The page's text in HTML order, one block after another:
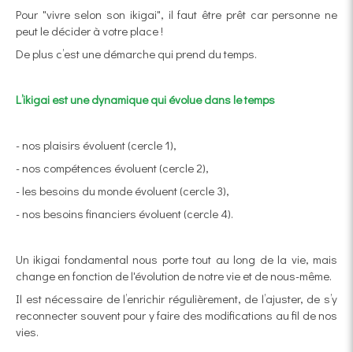
Pour "vivre selon son ikigai", il faut être prêt car personne ne
peut le décider à votre place !
De plus c’est une démarche qui prend du temps.
L’ikigai est une dynamique qui évolue dans le temps
- nos plaisirs évoluent (cercle 1),
- nos compétences évoluent (cercle 2),
- les besoins du monde évoluent (cercle 3),
- nos besoins financiers évoluent (cercle 4).
Un ikigai fondamental nous porte tout au long de la vie, mais
change en fonction de l'évolution de notre vie et de nous-même.
Il est nécessaire de l’enrichir régulièrement, de l’ajuster, de s’y
reconnecter souvent pour y faire des modifications au fil de nos
vies.